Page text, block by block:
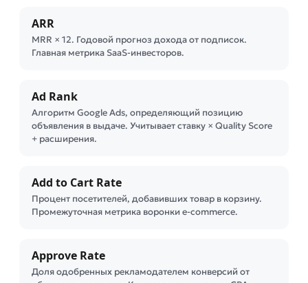
ARR
MRR × 12. Годовой прогноз дохода от подписок.
Главная метрика SaaS-инвесторов.
Ad Rank
Алгоритм Google Ads, определяющий позицию
объявления в выдаче. Учитывает ставку × Quality Score
+ расширения.
Add to Cart Rate
Процент посетителей, добавивших товар в корзину.
Промежуточная метрика воронки e-commerce.
Approve Rate
Доля одобренных рекламодателем конверсий от